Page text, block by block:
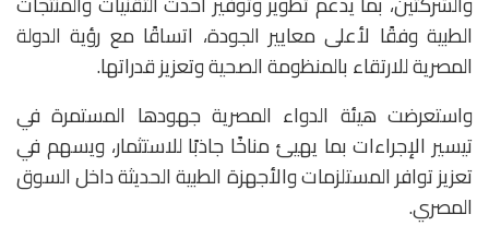
الطبية وفقًا لأعلى معايير الجودة، اتساقًا مع رؤية الدولة
المصرية للارتقاء بالمنظومة الصحية وتعزيز قدراتها.
واستعرضت هيئة الدواء المصرية جهودها المستمرة في
تيسير الإجراءات بما يهيئ مناخًا جاذبًا للاستثمار، ويسهم في
تعزيز توافر المستلزمات والأجهزة الطبية الحديثة داخل السوق
المصري.